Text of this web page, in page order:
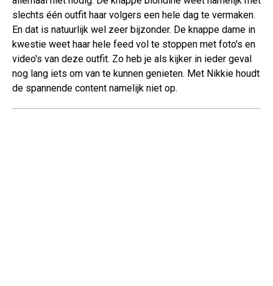
slechts één outfit haar volgers een hele dag te vermaken.
En dat is natuurlijk wel zeer bijzonder. De knappe dame in
kwestie weet haar hele feed vol te stoppen met foto's en
video's van deze outfit. Zo heb je als kijker in ieder geval
nog lang iets om van te kunnen genieten. Met Nikkie houdt
de spannende content namelijk niet op.